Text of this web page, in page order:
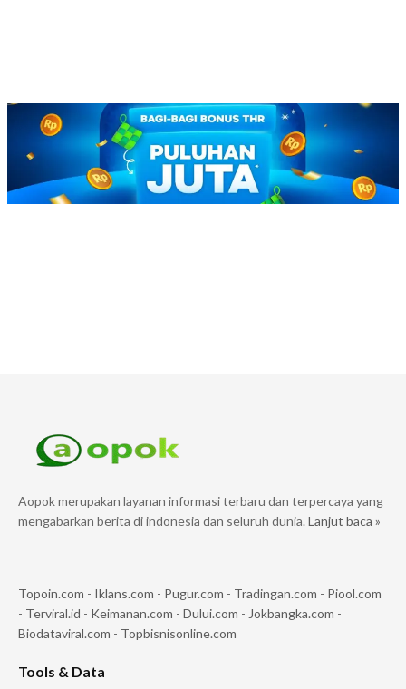
Aopok merupakan layanan informasi terbaru dan terpercaya yang
mengabarkan berita di indonesia dan seluruh dunia. Lanjut baca »
Topoin.com - Iklans.com - Pugur.com - Tradingan.com - Piool.com
- Terviral.id - Keimanan.com - Dului.com - Jokbangka.com -
Biodataviral.com - Topbisnisonline.com
Tools & Data